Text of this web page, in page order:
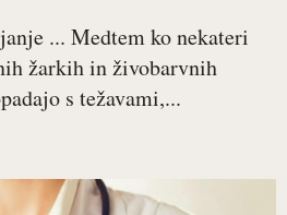
... Medtem ko nekateri
žarkih in živobarvnih
s težavami,...